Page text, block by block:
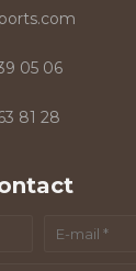
05 06
81 28